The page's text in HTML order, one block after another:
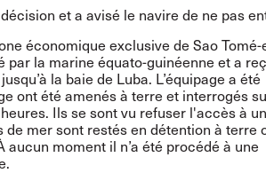
et a avisé le navire de ne pas
économique exclusive de Sao Tomé-
par la marine équato-guinéenne et a
la baie de Luba. L’équipage a été
ont été amenés à terre et interrogés
Ils se sont vu refuser l'accès à
mer sont restés en détention à terre
moment il n’a été procédé à une